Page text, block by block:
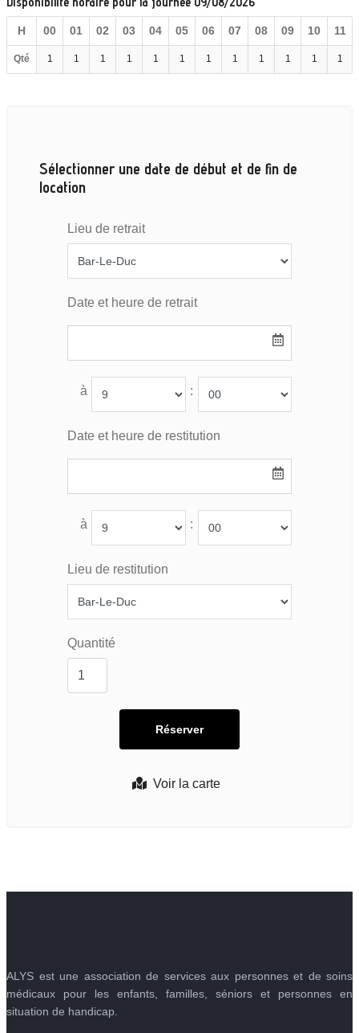
H 00 01 02 03 04 05 06 07 08 09 10 11
Qté 1 1 1 1 1 1 1 1 1 1 1 1
Sélectionner une date de début et de fin de
location
Voir la carte
Lieu de retrait
Date et heure de retrait
à :
Date et heure de restitution
à :
Lieu de restitution
Quantité
ALYS est une association de services aux personnes et de soins
médicaux pour les enfants, familles, séniors et personnes en
situation de handicap.